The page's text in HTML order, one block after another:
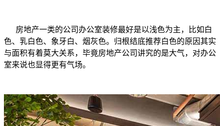
房地产一类的公司办公室装修最好是以浅色为主，比如白
色、乳白色、象牙白、烟灰色。归根结底推荐白色的原因其实
与面积有着莫大关系，毕竟房地产公司讲究的是大气，对办公
室来说也显得更有气场。